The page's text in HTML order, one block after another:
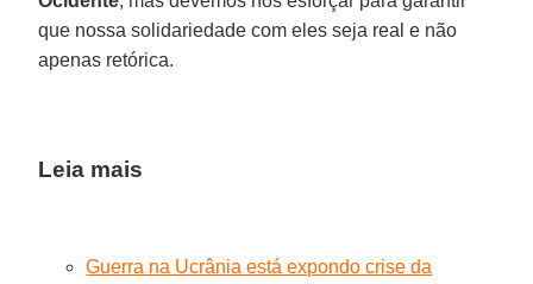
que nossa solidariedade com eles seja real e não
apenas retórica.
Leia mais
Guerra na Ucrânia está expondo crise da